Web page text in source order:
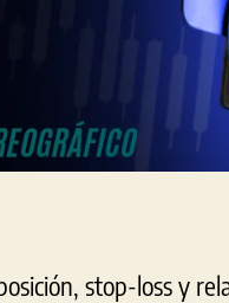
stop-loss y